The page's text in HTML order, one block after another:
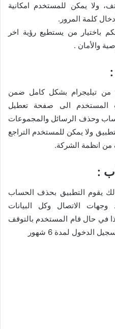
ولا يمكن للمستخدم امكانية
كلمة المرور.
باختيار من يستطيع رؤية اخر
والأمان .
تيليجرام بشكل كامل ضمن
المستخدم الى صفحة تعطيل
وحذف الرسائل والمجموعات
ولا يمكن للمستخدم التراجع
من انظمة الشركة.
:
يقوم التطبيق بحذف الحساب
الاتصال وكل البيانات
في حال قام المستخدم بالتوقف
الدخول لمدة 6 شهور